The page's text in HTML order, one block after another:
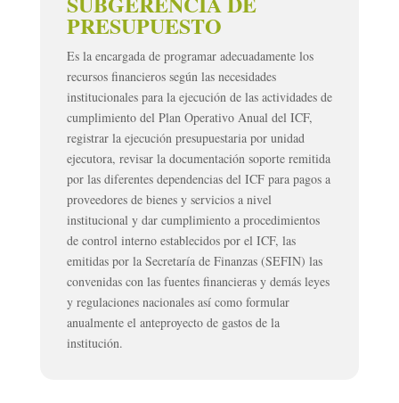
PRESUPUESTO
Es la encargada de programar adecuadamente los
recursos financieros según las necesidades
institucionales para la ejecución de las actividades de
cumplimiento del Plan Operativo Anual del ICF,
registrar la ejecución presupuestaria por unidad
ejecutora, revisar la documentación soporte remitida
por las diferentes dependencias del ICF para pagos a
proveedores de bienes y servicios a nivel
institucional y dar cumplimiento a procedimientos
de control interno establecidos por el ICF, las
emitidas por la Secretaría de Finanzas (SEFIN) las
convenidas con las fuentes financieras y demás leyes
y regulaciones nacionales así como formular
anualmente el anteproyecto de gastos de la
institución.